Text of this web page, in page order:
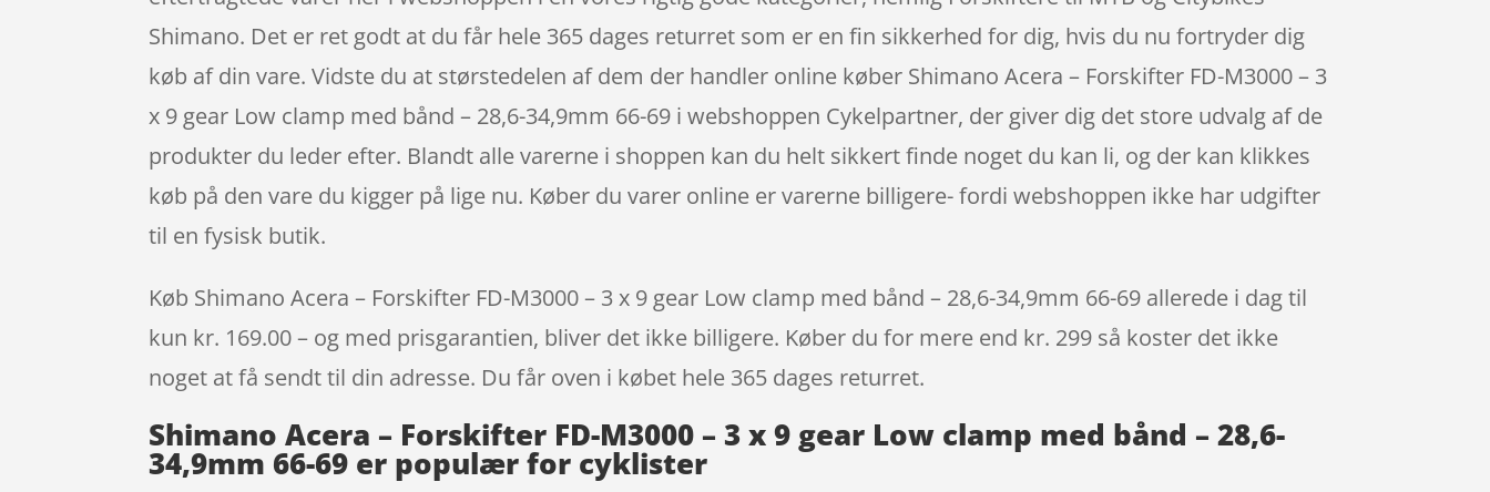
Shimano. Det er ret godt at du får hele 365 dages returret som er en fin sikkerhed for dig, hvis du nu fortryder dig
køb af din vare. Vidste du at størstedelen af dem der handler online køber Shimano Acera – Forskifter FD-M3000 – 3
x 9 gear Low clamp med bånd – 28,6-34,9mm 66-69 i webshoppen Cykelpartner, der giver dig det store udvalg af de
produkter du leder efter. Blandt alle varerne i shoppen kan du helt sikkert finde noget du kan li, og der kan klikkes
køb på den vare du kigger på lige nu. Køber du varer online er varerne billigere- fordi webshoppen ikke har udgifter
til en fysisk butik.
Køb Shimano Acera – Forskifter FD-M3000 – 3 x 9 gear Low clamp med bånd – 28,6-34,9mm 66-69 allerede i dag til
kun kr. 169.00 – og med prisgarantien, bliver det ikke billigere. Køber du for mere end kr. 299 så koster det ikke
noget at få sendt til din adresse. Du får oven i købet hele 365 dages returret.
Shimano Acera – Forskifter FD-M3000 – 3 x 9 gear Low clamp med bånd – 28,6-
34,9mm 66-69 er populær for cyklister